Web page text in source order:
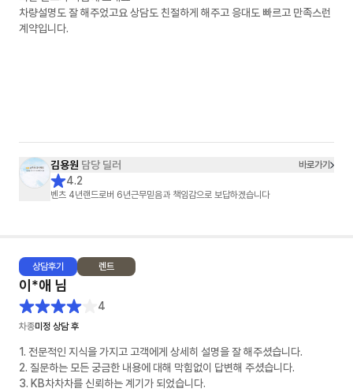
차량설명도 잘 해주었고요 상담도 친절하게 해주고 응대도 빠르고 만족스런
계약입니다.
김용원 담당 딜러 바로가기
4.2
벤츠 4년랜드로버 6년근무믿음과 책임감으로 보답하겠습니다
상담후기 렌트
이*애 님
4
차종미정 상담 후
1. 전문적인 지식을 가지고 고객에게 상세히 설명을 잘 해주셨습니다.
2. 질문하는 모든 궁금한 내용에 대해 막힘없이 답변해 주셨습니다.
3. KB차차차를 신뢰하는 계기가 되었습니다.